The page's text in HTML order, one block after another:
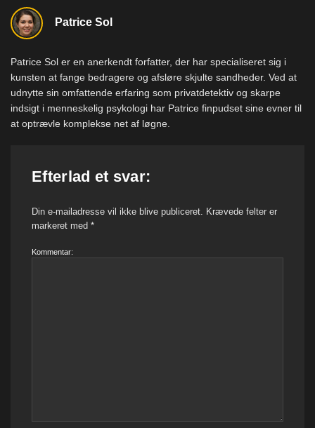
Patrice Sol
Patrice Sol er en anerkendt forfatter, der har specialiseret sig i
kunsten at fange bedragere og afsløre skjulte sandheder. Ved at
udnytte sin omfattende erfaring som privatdetektiv og skarpe
indsigt i menneskelig psykologi har Patrice finpudset sine evner til
at optrævle komplekse net af løgne.
Efterlad et svar:
Din e-mailadresse vil ikke blive publiceret.
Krævede felter er
markeret med *
Kommentar: